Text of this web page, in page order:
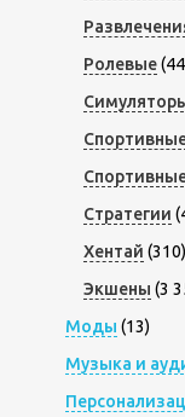
Ролевые
Стратегии
Хентай (310)
Экшены (3
Моды (13)
Музыка и